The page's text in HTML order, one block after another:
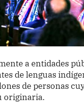
a entidades
de lenguas
de personas
originaria.